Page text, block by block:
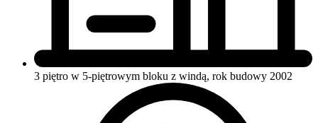
3 piętro w 5-piętrowym bloku z windą, rok budowy 2002